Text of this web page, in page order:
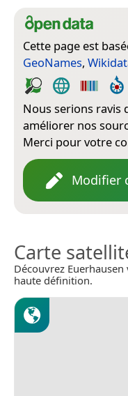
Cette page est
GeoNames,
Nous serions ravis
améliorer nos
Merci pour votre
Modifier
Carte
Découvrez
haute définition.